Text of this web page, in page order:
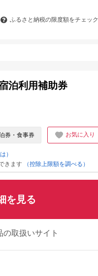
ふるさと納税の限度額をチェック
泊利用補助券
券・食事券 お気に入り
）
きます
（控除上限額を調べる）
を見る
の取扱いサイト